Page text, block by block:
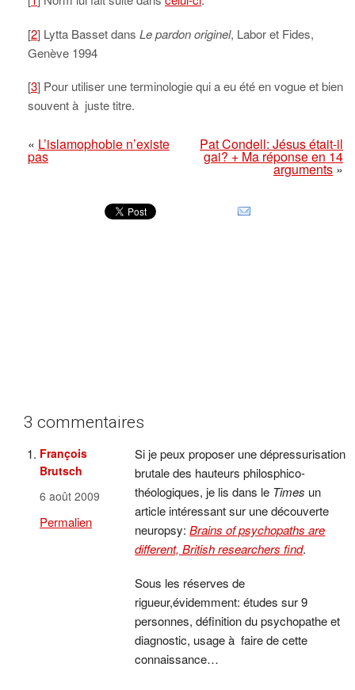
[2] Lytta Basset dans Le pardon originel, Labor et Fides,
Genève 1994
[3] Pour utiliser une terminologie qui a eu été en vogue et bien
souvent à juste titre.
« L’islamophobie n’existe
pas
Pat Condell: Jésus était-il
gai? + Ma réponse en 14
arguments»
3 commentaires
François
Brutsch
6 août 2009
Permalien
Si je peux proposer une dépressurisation
brutale des hauteurs philosphico-
théologiques, je lis dans le Times un
article intéressant sur une découverte
neuropsy:Brains of psychopaths are
different, British researchers find.
Sous les réserves de
rigueur,évidemment: études sur 9
personnes, définition du psychopathe et
diagnostic, usage à faire de cette
connaissance…